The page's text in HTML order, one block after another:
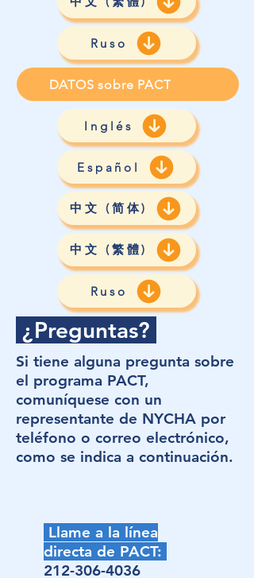
Ruso
DATOS sobre PACT
Inglés
Español
中文 (简体)
中文 (繁體)
Ruso
¿Preguntas?
Si tiene alguna pregunta sobre
el programa PACT,
comuníquese con un
representante de NYCHA por
teléfono o correo electrónico,
como se indica a continuación.
Llame a la línea
directa de PACT:
212-306-4036